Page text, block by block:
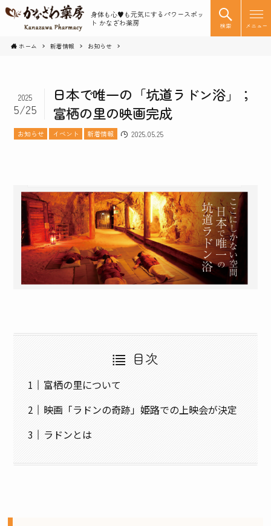
身体も心♥️も元気にするパワースポッ
ト かなざわ薬房
検索 メニュー
ホーム 新着情報 お知らせ
日本で唯一の「坑道ラドン浴」；
富栖の里の映画完成
2025
5/25
お知らせ イベント 新着情報 2025.05.25
目次
富栖の里について
映画「ラドンの奇跡」姫路での上映会が決定
ラドンとは